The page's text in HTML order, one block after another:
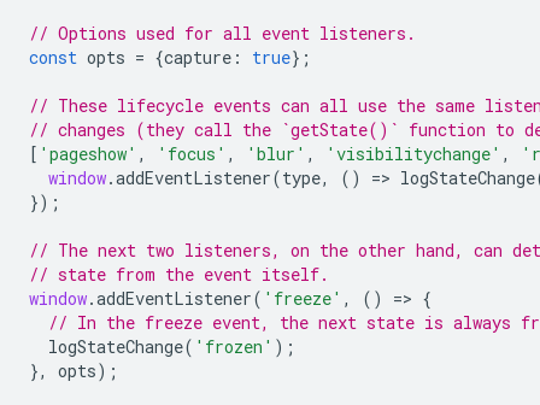
// Options used for all event listeners.
const opts = {capture : true};
// These lifecycle events can all use the same
// changes (they call the `getState()` function to
[ 'pageshow' , 'focus' , 'blur' , 'visibilitychange' ,
window.addEventListener(type, () => logStateChange
});
// The next two listeners, on the other hand, can
// state from the event itself.
window.addEventListener( 'freeze' , () => {
// In the freeze event, the next state is always
logStateChange( 'frozen' );
},
opts);